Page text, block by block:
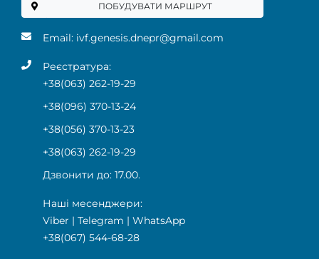
ПОБУДУВАТИ МАРШРУТ
Email: ivf.genesis.dnepr@gmail.com
Реєстратура:
+38(063) 262-19-29
+38(096) 370-13-24
+38(056) 370-13-23
+38(063) 262-19-29
Дзвонити до: 17.00.
Наші месенджери:
Viber | Telegram | WhatsApp
+38(067) 544-68-28